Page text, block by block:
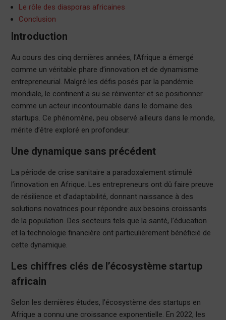
Le rôle des diasporas africaines
Conclusion
Introduction
Au cours des cinq dernières années, l’Afrique a émergé
comme un véritable phare d’innovation et de dynamisme
entrepreneurial. Malgré les défis posés par la pandémie
mondiale, le continent a su se réinventer et se positionner
comme un acteur incontournable dans le domaine des
startups. Ce phénomène, peu observé ailleurs dans le monde,
mérite d’être exploré en profondeur.
Une dynamique sans précédent
La période de crise sanitaire a paradoxalement stimulé
l’innovation en Afrique. Les entrepreneurs ont dû faire preuve
de résilience et d’adaptabilité, donnant naissance à des
solutions novatrices pour répondre aux besoins croissants
de la population. Des secteurs tels que la santé, l’éducation
et la technologie financière ont particulièrement bénéficié de
cette dynamique.
Les chiffres clés de l’écosystème startup
africain
Selon les dernières études, l’écosystème des startups en
Afrique a connu une croissance exponentielle. En 2022, les